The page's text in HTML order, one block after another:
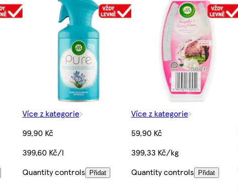
Více z kategorie
99,90 Kč
399,60 Kč/l
Quantity controls
Přidat
Více z kategorie
59,90 Kč
399,33 Kč/kg
Quantity controls
Přidat